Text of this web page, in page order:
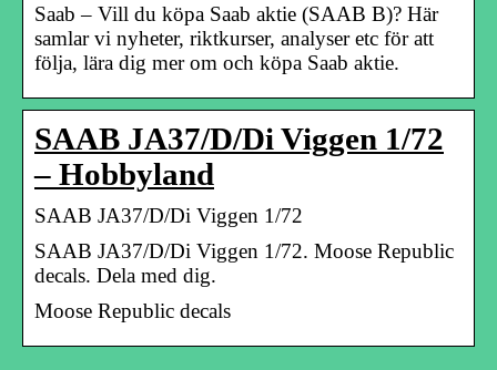
Saab – Vill du köpa Saab aktie (SAAB B)? Här
samlar vi nyheter, riktkurser, analyser etc för att
följa, lära dig mer om och köpa Saab aktie.
SAAB JA37/D/Di Viggen 1/72
– Hobbyland
SAAB JA37/D/Di Viggen 1/72
SAAB JA37/D/Di Viggen 1/72. Moose Republic
decals. Dela med dig.
Moose Republic decals